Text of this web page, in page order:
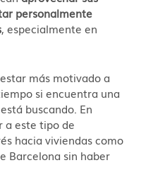
personalmente
, especialmente en
más motivado a
si encuentra una
buscando. En
a este tipo de
hacia viviendas como
Barcelona sin haber